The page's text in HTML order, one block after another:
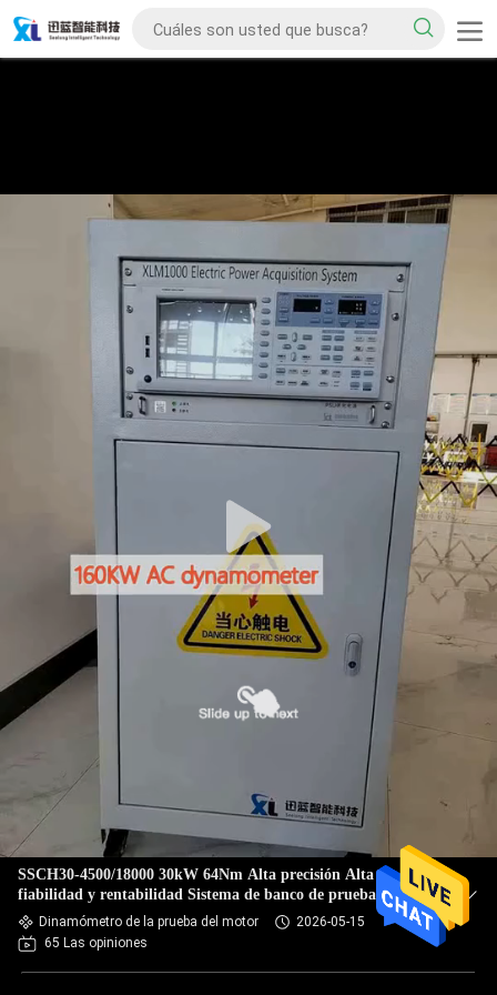
SSCH30-4500/18000 30kW 64Nm Alta precisión Alta
fiabilidad y rentabilidad Sistema de banco de pruebas de
dinamómetro eléctrico para probar el rendimiento de los
motores de vehículos eléctricos, como el par y la potencia
Dinamómetro de la prueba del motor
2026-05-15
65 Las opiniones